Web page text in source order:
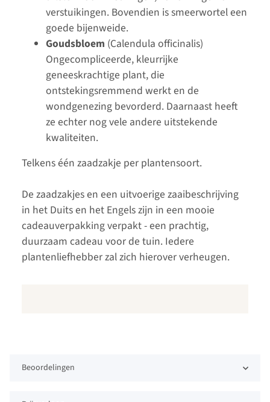
verstuikingen. Bovendien is smeerwortel een
goede bijenweide.
Goudsbloem (Calendula officinalis)
Ongecompliceerde, kleurrijke
geneeskrachtige plant, die
ontstekingsremmend werkt en de
wondgenezing bevorderd. Daarnaast heeft
ze echter nog vele andere uitstekende
kwaliteiten.
Telkens één zaadzakje per plantensoort.
De zaadzakjes en een uitvoerige zaaibeschrijving
in het Duits en het Engels zijn in een mooie
cadeauverpakking verpakt - een prachtig,
duurzaam cadeau voor de tuin. Iedere
plantenliefhebber zal zich hierover verheugen.
Beoordelingen